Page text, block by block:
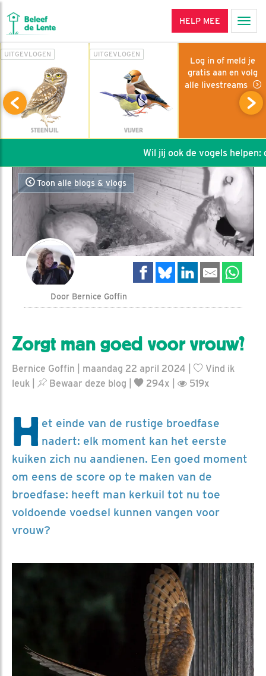
HELP MEE
UITGEVLOGEN
STEENUIL
UITGEVLOGEN
VIJVER
Log in of meld je
gratis aan en volg
alle livestreams
Wil jij ook de vogels helpen:
Toon alle blogs & vlogs
Door Bernice Goffin
Zorgt man goed voor vrouw?
Bernice Goffin | maandag 22 april 2024 |
Vind ik
leuk
Bewaar deze blog 294x | 519x
H et einde van de rustige broedfase
nadert: elk moment kan het eerste
kuiken zich nu aandienen. Een goed moment
om eens de score op te maken van de
broedfase: heeft man kerkuil tot nu toe
voldoende voedsel kunnen vangen voor
vrouw?